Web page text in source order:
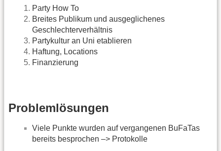
Party How To
Breites Publikum und ausgeglichenes
Geschlechterverhältnis
Partykultur an Uni etablieren
Haftung, Locations
Finanzierung
Problemlösungen
Viele Punkte wurden auf vergangenen BuFaTas
bereits besprochen –> Protokolle